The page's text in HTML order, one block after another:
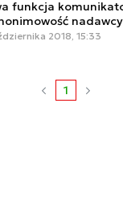
funkcja
2018, 15:33
1